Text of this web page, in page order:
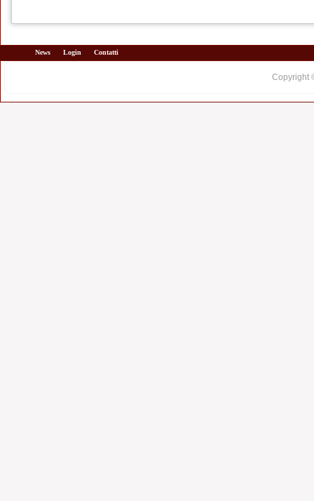
News Login Contatti
Copyright